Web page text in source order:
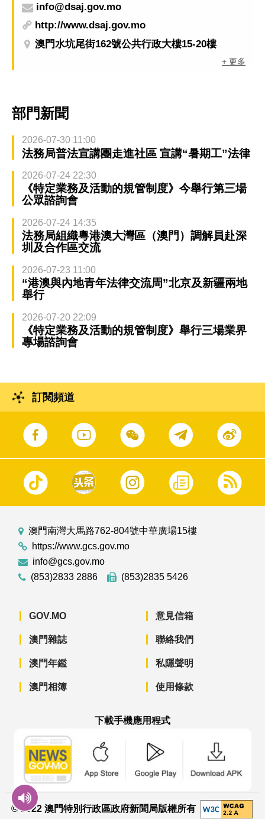
info@dsaj.gov.mo
http://www.dsaj.gov.mo
澳門水坑尾街162號公共行政大樓15-20樓
+ 更多
部門新聞
2026-07-30 11:00
法務局普法宣講團走進社區 宣講“暑期工”法律
2026-07-24 22:30
《特定業務及活動的規管制度》今舉行第三場
公眾諮詢會
2026-07-24 14:35
法務局組織粵港澳大灣區（澳門）調解員赴深
圳及合作區交流
2026-07-23 11:00
“港澳與內地青年法律交流周”北京及新疆兩地
舉行
2026-07-20 22:09
《特定業務及活動的規管制度》舉行三場業界
專場諮詢會
訂閱頻道
澳門南灣大馬路762-804號中華廣場15樓
https://www.gcs.gov.mo
info@gcs.gov.mo
(853)2833 2886
(853)2835 5426
GOV.MO
澳門雜誌
澳門年鑑
澳門相簿
意見信箱
聯絡我們
私隱聲明
使用條款
下載手機應用程式
© 2022 澳門特別行政區政府新聞局版權所有